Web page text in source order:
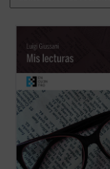
que Luigi Giussani llevó a cabo de
autores más queridos. Un libro en
muestra, más allá del ejercicio de
literaria, cómo un espíritu
cristiano lee, en la ...